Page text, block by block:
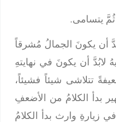
يتسامى.
أن يكونَ الجمالُ مُشرقاً
لابُدَّ أن يكونَ في نهايتهِ
تتلاشى شيئاً فشيئاً،
بدأ الكلامُ من الأضعفِ
زيارةِ وارث بدأ الكلامُ